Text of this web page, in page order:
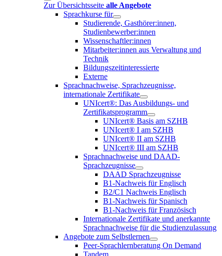
Zur Übersichtsseite alle Angebote
Sprachkurse für
Studierende, Gasthörer:innen,
Studienbewerber:innen
Wissenschaftler:innen
Mitarbeiter:innen aus Verwaltung und
Technik
Bildungszeitinteressierte
Externe
Sprachnachweise, Sprachzeugnisse,
internationale Zertifikate
UNIcert®: Das Ausbildungs- und
Zertifikatsprogramm
UNIcert® Basis am SZHB
UNIcert® I am SZHB
UNIcert® II am SZHB
UNIcert® III am SZHB
Sprachnachweise und DAAD-
Sprachzeugnisse
DAAD Sprachzeugnisse
B1-Nachweis für Englisch
B2/C1 Nachweis Englisch
B1-Nachweis für Spanisch
B1-Nachweis für Französisch
Internationale Zertifikate und anerkannte
Sprachnachweise für die Studienzulassung
Angebote zum Selbstlernen
Peer-Sprachlernberatung On Demand
Tandem